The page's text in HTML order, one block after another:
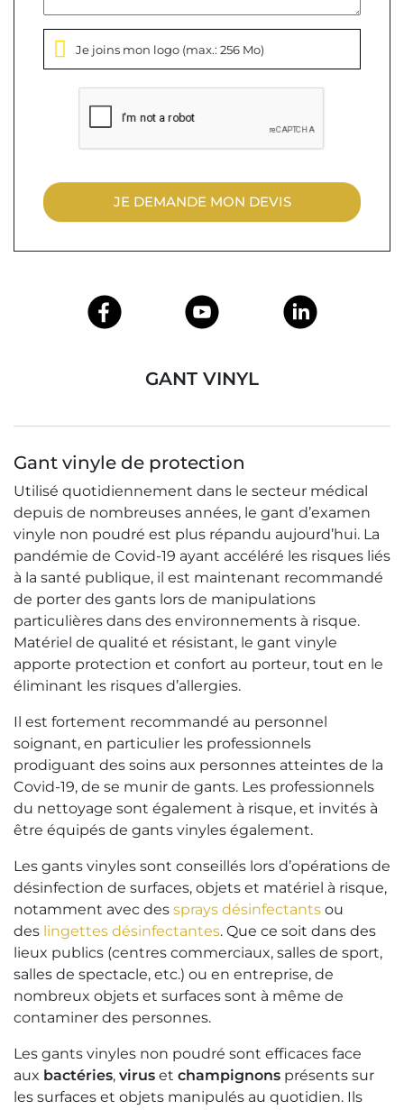
Je joins mon logo (max.: 256 Mo)
JE DEMANDE MON DEVIS
GANT VINYL
Gant vinyle de protection
Utilisé quotidiennement dans le secteur médical
depuis de nombreuses années, le gant d’examen
vinyle non poudré est plus répandu aujourd’hui. La
pandémie de Covid-19 ayant accéléré les risques liés
à la santé publique, il est maintenant recommandé
de porter des gants lors de manipulations
particulières dans des environnements à risque.
Matériel de qualité et résistant, le gant vinyle
apporte protection et confort au porteur, tout en le
éliminant les risques d’allergies.
Il est fortement recommandé au personnel
soignant, en particulier les professionnels
prodiguant des soins aux personnes atteintes de la
Covid-19, de se munir de gants. Les professionnels
du nettoyage sont également à risque, et invités à
être équipés de gants vinyles également.
Les gants vinyles sont conseillés lors d’opérations de
désinfection de surfaces, objets et matériel à risque,
notamment avec des sprays désinfectants ou
des lingettes désinfectantes. Que ce soit dans des
lieux publics (centres commerciaux, salles de sport,
salles de spectacle, etc.) ou en entreprise, de
nombreux objets et surfaces sont à même de
contaminer des personnes.
Les gants vinyles non poudré sont efficaces face
aux bactéries, virus et champignons présents sur
les surfaces et objets manipulés au quotidien. Ils